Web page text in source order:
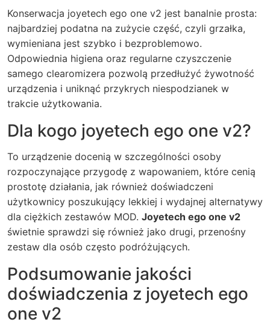
Konserwacja joyetech ego one v2 jest banalnie prosta:
najbardziej podatna na zużycie część, czyli grzałka,
wymieniana jest szybko i bezproblemowo.
Odpowiednia higiena oraz regularne czyszczenie
samego clearomizera pozwolą przedłużyć żywotność
urządzenia i uniknąć przykrych niespodzianek w
trakcie użytkowania.
Dla kogo joyetech ego one v2?
To urządzenie docenią w szczególności osoby
rozpoczynające przygodę z wapowaniem, które cenią
prostotę działania, jak również doświadczeni
użytkownicy poszukujący lekkiej i wydajnej alternatywy
dla ciężkich zestawów MOD. Joyetech ego one v2
świetnie sprawdzi się również jako drugi, przenośny
zestaw dla osób często podróżujących.
Podsumowanie jakości
doświadczenia z joyetech ego
one v2